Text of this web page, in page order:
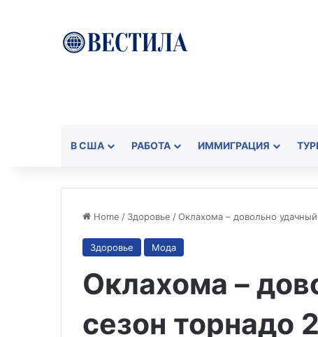
В США РАБОТА ИММИГРАЦИЯ
Home / Здоровье /Оклахома – довольно
Здоровье Мода
Оклахома –
сезон торнадо